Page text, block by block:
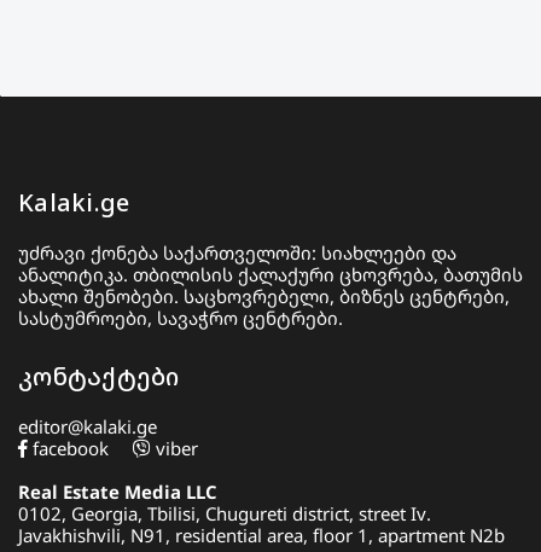
Kalaki.ge
უძრავი ქონება საქართველოში: სიახლეები და
ანალიტიკა. თბილისის ქალაქური ცხოვრება, ბათუმის
ახალი შენობები. საცხოვრებელი, ბიზნეს ცენტრები,
სასტუმროები, სავაჭრო ცენტრები.
კონტაქტები
editor@kalaki.ge
facebook
viber
Real Estate Media LLC
0102, Georgia, Tbilisi, Chugureti district, street Iv.
Javakhishvili, N91, residential area, floor 1, apartment N2b